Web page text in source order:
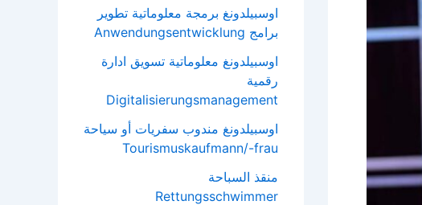
اوسبيلدونغ برمجة معلوماتية تطوير
برامج Anwendungsentwicklung
اوسبيلدونغ معلوماتية تسويق ادارة
رقمية
Digitalisierungsmanagement
اوسبيلدونغ مندوب سفريات أو سياحة
Tourismuskaufmann/-frau
منقذ السباحة
Rettungsschwimmer